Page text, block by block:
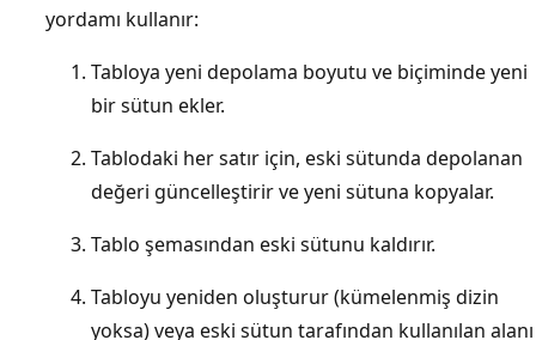
yordamı kullanır:
Tabloya yeni depolama boyutu ve biçiminde yeni
bir sütun ekler.
Tablodaki her satır için, eski sütunda depolanan
değeri güncelleştirir ve yeni sütuna kopyalar.
Tablo şemasından eski sütunu kaldırır.
Tabloyu yeniden oluşturur (kümelenmiş dizin
yoksa) veya eski sütun tarafından kullanılan alanı